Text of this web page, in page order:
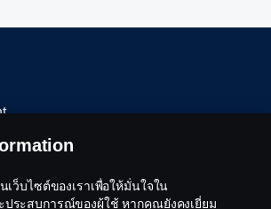
เว็บไซต์ของเราเพื่อให้มั่นใจใน
ระสบการณ์ของผู้ใช้ หากคุณยังคงเยี่ยม